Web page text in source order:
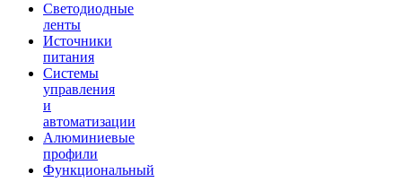
Светодиодные
ленты
Источники
питания
Системы
управления
и
автоматизации
Алюминиевые
профили
Функциональный